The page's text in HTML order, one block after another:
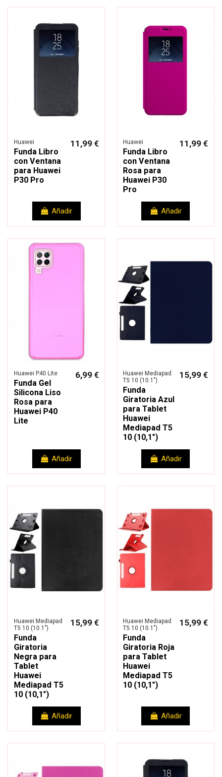
Huawei
Funda Libro
con Ventana
para Huawei
P30 Pro
11,99 €
Añadir
Huawei
Funda Libro
con Ventana
Rosa para
Huawei P30
Pro
11,99 €
Añadir
Huawei P40 Lite
Funda Gel
Silicona Liso
Rosa para
Huawei P40
Lite
6,99 €
Añadir
Huawei Mediapad
T5 10 (10.1")
Funda
Giratoria Azul
para Tablet
Huawei
Mediapad T5
10 (10,1")
15,99 €
Añadir
Huawei Mediapad
T5 10 (10.1")
Funda
Giratoria
Negra para
Tablet
Huawei
Mediapad T5
10 (10,1")
15,99 €
Añadir
Huawei Mediapad
T5 10 (10.1")
Funda
Giratoria Roja
para Tablet
Huawei
Mediapad T5
10 (10,1")
15,99 €
Añadir